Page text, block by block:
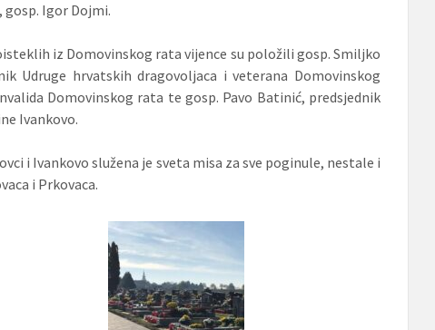
gosp. Igor Dojmi.
iz Domovinskog rata vijence su položili gosp. Smiljko
Udruge hrvatskih dragovoljaca i veterana Domovinskog
Domovinskog rata te gosp. Pavo Batinić, predsjednik
Ivankovo.
i Ivankovo služena je sveta misa za sve poginule, nestale i
i Prkovaca.